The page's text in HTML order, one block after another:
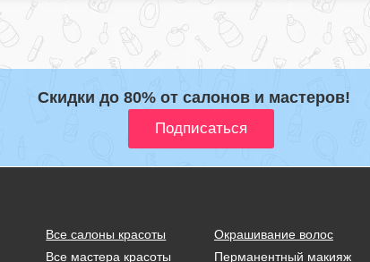
Скидки до 80% от салонов и мастеров!
Все салоны красоты
Все мастера красоты
Окрашивание волос
Перманентный макияж